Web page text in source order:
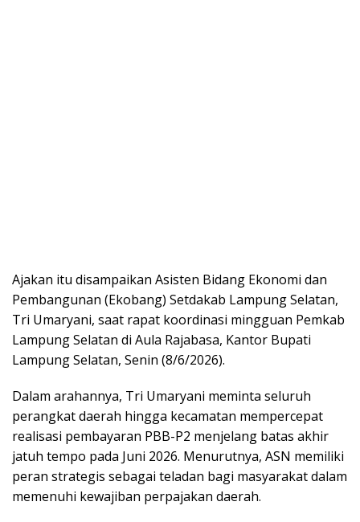
Ajakan itu disampaikan Asisten Bidang Ekonomi dan
Pembangunan (Ekobang) Setdakab Lampung Selatan,
Tri Umaryani, saat rapat koordinasi mingguan Pemkab
Lampung Selatan di Aula Rajabasa, Kantor Bupati
Lampung Selatan, Senin (8/6/2026).
Dalam arahannya, Tri Umaryani meminta seluruh
perangkat daerah hingga kecamatan mempercepat
realisasi pembayaran PBB-P2 menjelang batas akhir
jatuh tempo pada Juni 2026. Menurutnya, ASN memiliki
peran strategis sebagai teladan bagi masyarakat dalam
memenuhi kewajiban perpajakan daerah.